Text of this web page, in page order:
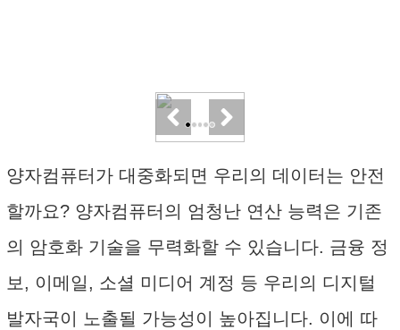
양자컴퓨터가 대중화되면 우리의 데이터는 안전
할까요? 양자컴퓨터의 엄청난 연산 능력은 기존
의 암호화 기술을 무력화할 수 있습니다. 금융 정
보, 이메일, 소셜 미디어 계정 등 우리의 디지털
발자국이 노출될 가능성이 높아집니다. 이에 따